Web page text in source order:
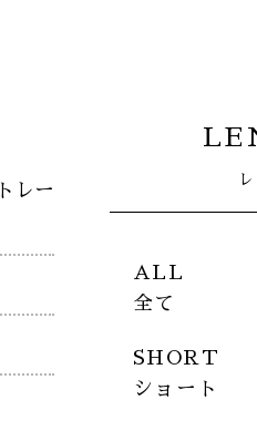
レー
ALL
全て
SHORT
ショート